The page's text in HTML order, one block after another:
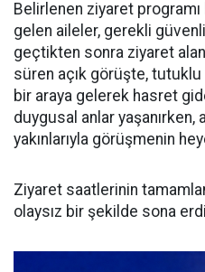
​Belirlenen ziyaret
gelen aileler, gerekli
geçtikten sonra ziyaret
süren açık görüşte,
bir araya gelerek hasret
duygusal anlar
yakınlarıyla görüşmenin
​Ziyaret saatlerinin
olaysız bir şekilde sona